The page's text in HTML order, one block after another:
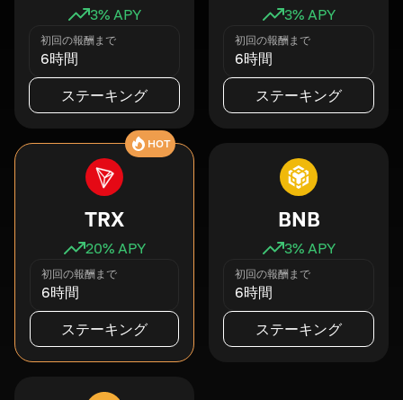
3% APY
初回の報酬まで
6時間
ステーキング
3% APY
初回の報酬まで
6時間
ステーキング
HOT
TRX
20% APY
初回の報酬まで
6時間
ステーキング
BNB
3% APY
初回の報酬まで
6時間
ステーキング